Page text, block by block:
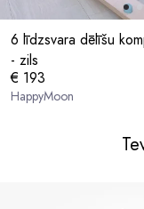
6 līdzsvara dēlīšu
- zils
€ 193
HappyMoon